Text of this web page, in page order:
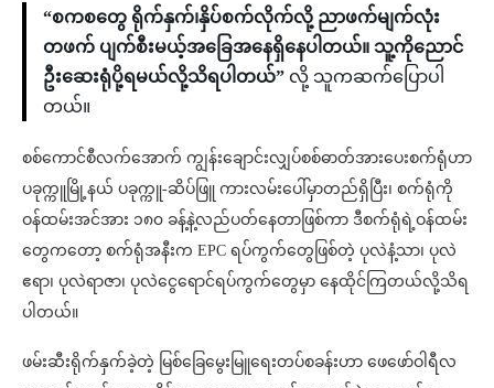
“စကစတွေ ရိုက်နှက်၊နှိပ်စက်လိုက်လို့ ညာဖက်မျက်လုံး
တဖက် ပျက်စီးမယ့်အခြေအနေရှိနေပါတယ်။ သူ့ကိုညောင်
ဦးဆေးရုံပို့ရမယ်လို့သိရပါတယ်” လို့ သူကဆက်ပြောပါ
တယ်။
စစ်ကောင်စီလက်အောက် ကျွန်းချောင်းလျှပ်စစ်ဓာတ်အားပေးစက်ရုံဟာ
ပခုက္ကူမြို့နယ် ပခုက္ကူ-ဆိပ်ဖြူ ကားလမ်းပေါ်မှာတည်ရှိပြီး၊ စက်ရုံကို
ဝန်ထမ်းအင်အား ၁၈၀ ခန့်နဲ့လည်ပတ်နေတာဖြစ်ကာ ဒီစက်ရုံရဲ့ဝန်ထမ်း
တွေကတော့ စက်ရုံအနီးက EPC ရပ်ကွက်တွေဖြစ်တဲ့ ပုလဲနံ့သာ၊ ပုလဲ
ဧရာ၊ ပုလဲရာဇာ၊ ပုလဲငွေရောင်ရပ်ကွက်တွေမှာ နေထိုင်ကြတယ်လို့သိရ
ပါတယ်။
ဖမ်းဆီးရိုက်နှက်ခဲ့တဲ့ မြစ်ခြေမွေးမြူရေးတပ်စခန်းဟာ ဖေဖော်ဝါရီလ